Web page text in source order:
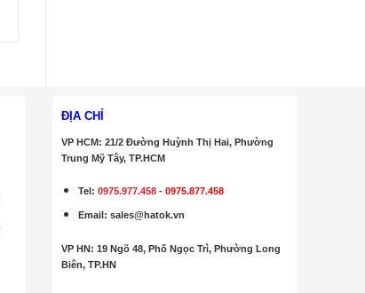
ĐỊA CHỈ
VP HCM: 21/2 Đường Huỳnh Thị Hai, Phường
Trung Mỹ Tây, TP.HCM
Tel:0975.977.458 -0975.877.458
Email:sales@hatok.vn
VP HN: 19 Ngõ 48, Phố Ngọc Trì, Phường Long
Biên, TP.HN